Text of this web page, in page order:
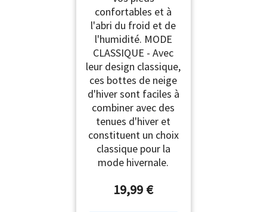
confortables et à
l'abri du froid et de
l'humidité. MODE
CLASSIQUE - Avec
leur design classique,
ces bottes de neige
d'hiver sont faciles à
combiner avec des
tenues d'hiver et
constituent un choix
classique pour la
mode hivernale.
19,99 €